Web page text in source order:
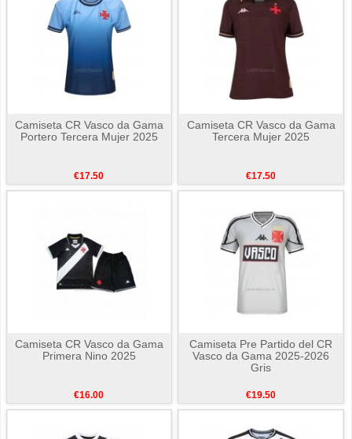
Camiseta CR Vasco da Gama
Portero Tercera Mujer 2025
€17.50
Camiseta CR Vasco da Gama
Tercera Mujer 2025
€17.50
Camiseta CR Vasco da Gama
Primera Nino 2025
€16.00
Camiseta Pre Partido del CR
Vasco da Gama 2025-2026
Gris
€19.50